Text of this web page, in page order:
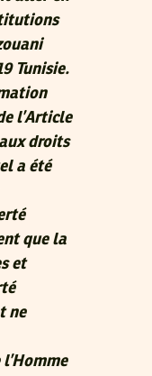
Tunisie.
l’Article
droits
a été
que la
et
ne